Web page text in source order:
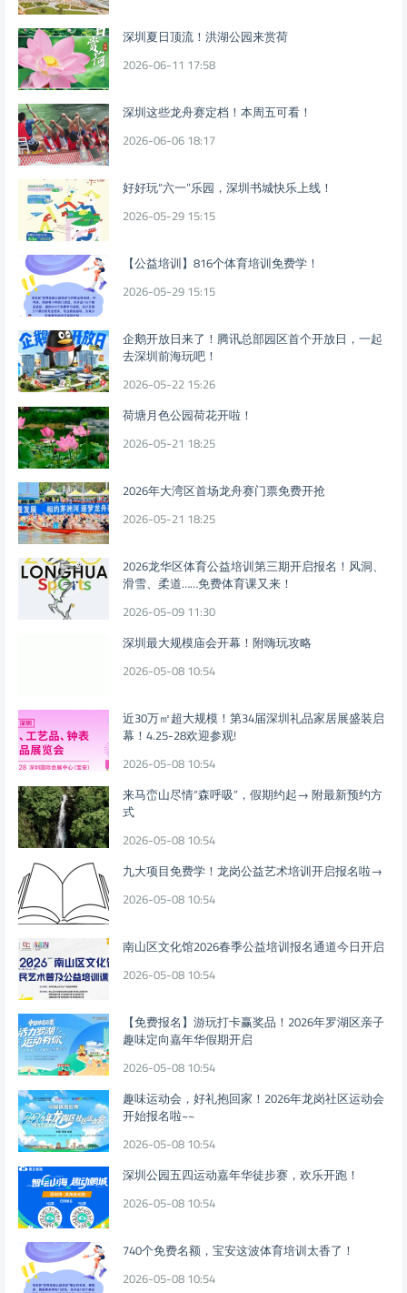
深圳夏日顶流！洪湖公园来赏荷
2026-06-11 17:58
深圳这些龙舟赛定档！本周五可看！
2026-06-06 18:17
好好玩“六一”乐园，深圳书城快乐上线！
2026-05-29 15:15
【公益培训】816个体育培训免费学！
2026-05-29 15:15
企鹅开放日来了！腾讯总部园区首个开放日，一起
去深圳前海玩吧！
2026-05-22 15:26
荷塘月色公园荷花开啦！
2026-05-21 18:25
2026年大湾区首场龙舟赛门票免费开抢
2026-05-21 18:25
2026龙华区体育公益培训第三期开启报名！风洞、
滑雪、柔道……免费体育课又来！
2026-05-09 11:30
深圳最大规模庙会开幕！附嗨玩攻略
2026-05-08 10:54
近30万㎡超大规模！第34届深圳礼品家居展盛装启
幕！4.25-28欢迎参观!
2026-05-08 10:54
来马峦山尽情“森呼吸”，假期约起→ 附最新预约方
式
2026-05-08 10:54
九大项目免费学！龙岗公益艺术培训开启报名啦→
2026-05-08 10:54
南山区文化馆2026春季公益培训报名通道今日开启
2026-05-08 10:54
【免费报名】游玩打卡赢奖品！2026年罗湖区亲子
趣味定向嘉年华假期开启
2026-05-08 10:54
趣味运动会，好礼抱回家！2026年龙岗社区运动会
开始报名啦~~
2026-05-08 10:54
深圳公园五四运动嘉年华徒步赛，欢乐开跑！
2026-05-08 10:54
740个免费名额，宝安这波体育培训太香了！
2026-05-08 10:54